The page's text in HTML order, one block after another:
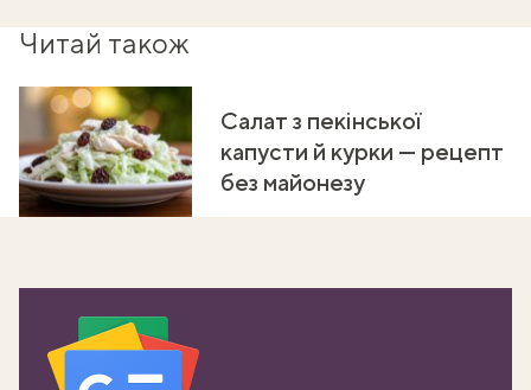
Читай також
Салат з пекінської
капусти й курки — рецепт
без майонезу